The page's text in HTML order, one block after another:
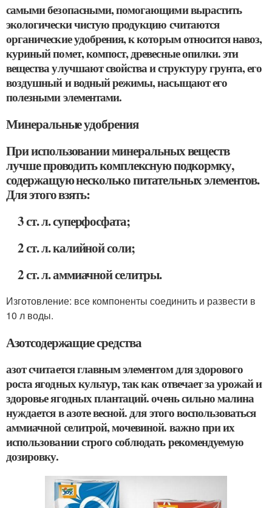
самыми безопасными, помогающими вырастить
экологически чистую продукцию считаются
органические удобрения, к которым относится навоз,
куриный помет, компост, древесные опилки. эти
вещества улучшают свойства и структуру грунта, его
воздушный и водный режимы, насыщают его
полезными элементами.
Минеральные удобрения
При использовании минеральных веществ
лучше проводить комплексную подкормку,
содержащую несколько питательных элементов.
Для этого взять:
3 ст. л. суперфосфата;
2 ст. л. калийной соли;
2 ст. л. аммиачной селитры.
Изготовление: все компоненты соединить и развести в
10 л воды.
Азотсодержащие средства
азот считается главным элементом для здорового
роста ягодных культур, так как отвечает за урожай и
здоровье ягодных плантаций. очень сильно малина
нуждается в азоте весной. для этого воспользоваться
аммиачной селитрой, мочевиной. важно при их
использовании строго соблюдать рекомендуемую
дозировку.